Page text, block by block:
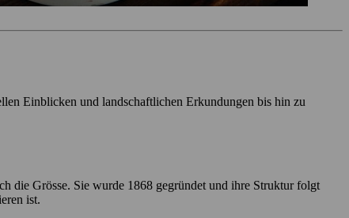
Einblicken und landschaftlichen Erkundungen bis hin zu
die Grösse. Sie wurde 1868 gegründet und ihre Struktur folgt
ist.